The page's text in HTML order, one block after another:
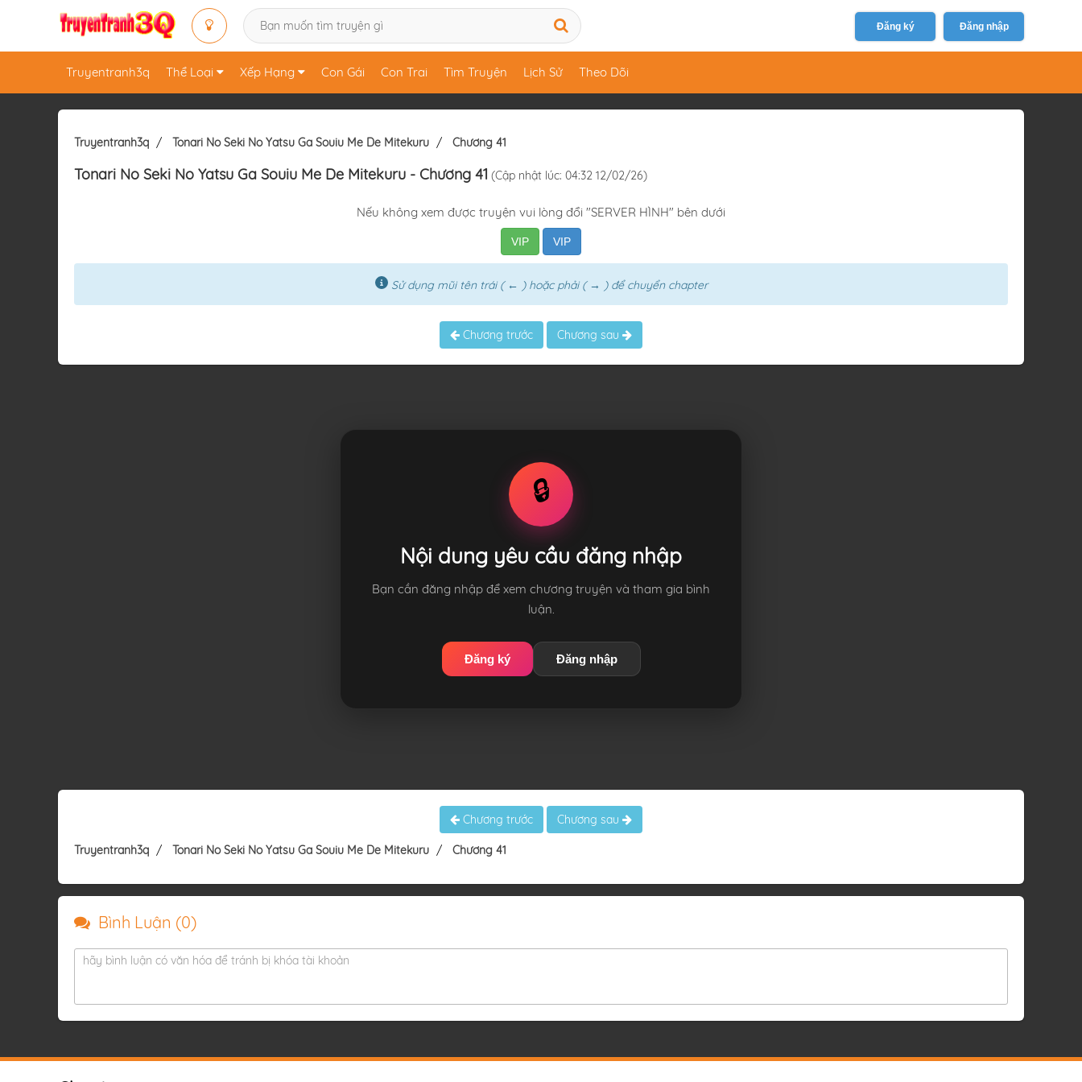
Đăng ký Đăng nhập
Truyentranh3q Thể Loại Xếp Hạng Con Gái Con Trai Tìm Truyện Lịch Sử Theo Dõi
Truyentranh3q Tonari No Seki No Yatsu Ga Souiu Me De Mitekuru Chương 41
Tonari No Seki No Yatsu Ga Souiu Me De Mitekuru - Chương 41 (Cập nhật lúc: 04:32 12/02/26)
Nếu không xem được truyện vui lòng đổi "SERVER HÌNH" bên dưới
VIP VIP
Sử dụng mũi tên trái ( ← ) hoặc phải ( → ) để chuyển chapter
Chương trước Chương sau
🔒
Nội dung yêu cầu đăng nhập
Bạn cần đăng nhập để xem chương truyện và tham gia bình
luận.
Đăng ký Đăng nhập
Chương trước Chương sau
Truyentranh3q Tonari No Seki No Yatsu Ga Souiu Me De Mitekuru Chương 41
Bình Luận (0)
hãy bình luận có văn hóa để tránh bị khóa tài khoản